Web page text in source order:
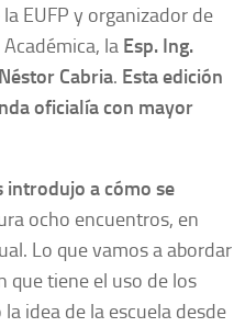
EUFP y organizador de
la Esp. Ing.
Cabria. Esta edición
oficialía con mayor
introdujo a cómo se
ocho encuentros, en
Lo que vamos a abordar
que tiene el uso de los
idea de la escuela desde